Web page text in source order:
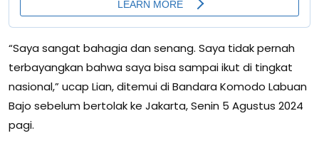
“Saya sangat bahagia dan senang. Saya tidak pernah
terbayangkan bahwa saya bisa sampai ikut di tingkat
nasional,” ucap Lian, ditemui di Bandara Komodo Labuan
Bajo sebelum bertolak ke Jakarta, Senin 5 Agustus 2024
pagi.